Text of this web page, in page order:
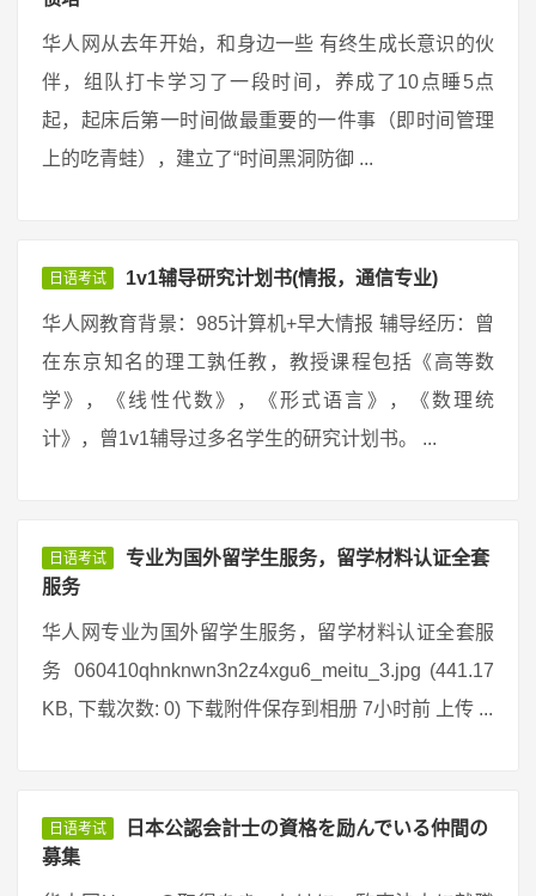
华人网从去年开始，和身边一些 有终生成长意识的伙
伴，组队打卡学习了一段时间，养成了10点睡5点
起，起床后第一时间做最重要的一件事（即时间管理
上的吃青蛙），建立了“时间黑洞防御 ...
日语考试 1v1辅导研究计划书(情报，通信专业)
华人网教育背景：985计算机+早大情报 辅导经历：曾
在东京知名的理工孰任教，教授课程包括《高等数
学》，《线性代数》，《形式语言》，《数理统
计》，曾1v1辅导过多名学生的研究计划书。 ...
日语考试
专业为国外留学生服务，留学材料认证全套
服务
华人网专业为国外留学生服务，留学材料认证全套服
务 060410qhnknwn3n2z4xgu6_meitu_3.jpg (441.17
KB, 下载次数: 0) 下载附件保存到相册 7小时前 上传 ...
日语考试
日本公認会計士の資格を励んでいる仲間の
募集